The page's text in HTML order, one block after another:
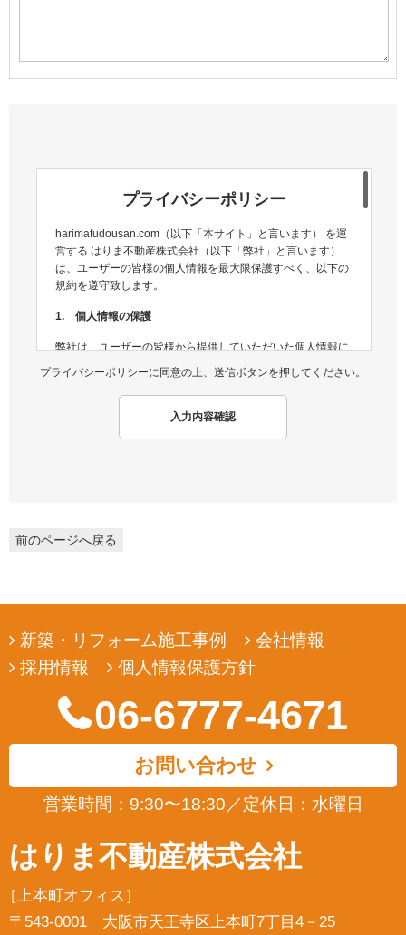
プライバシーポリシー
harimafudousan.com（以下「本サイト」と言います） を運
営する はりま不動産株式会社（以下「弊社」と言います）
は、ユーザーの皆様の個人情報を最大限保護すべく、以下の
規約を遵守致します。
1. 個人情報の保護
弊社は、ユーザーの皆様から提供していただいた個人情報に
険が生じないよう、個人情報の適切な管理及び保護に努めま
弊社は、ユーザーの皆様から提供していただいた個人情報
を、正当な理由のある場合を除き、その同意なくして第三者
においても、正当な理由がない限り、個人情報が第三者から
更に開示、提供若しくは漏洩されることのないよう努めま
5. ユーザーによる照会
弊社は、ユーザーの皆様が提供された個人情報の確認、訂正
などを希望される場合は、弊社対応窓口にお申出いただくこ
6. ポリシーの改善
弊社は、ユーザーの皆様の個人情報の取扱い、管理及び保護
については、関係法規を遵守するとともに、適宜本ポリシー
の内容を見直しその改善に努めます。
プライバシーポリシーに同意の上、送信ボタンを押してください。
入力内容確認
前のページへ戻る
新築・リフォーム施工事例
会社情報
採用情報
個人情報保護方針
06-6777-4671
お問い合わせ
営業時間：9:30〜18:30 ／定休日：水曜日
はりま不動産株式会社
［上本町オフィス］
〒543-0001 大阪市天王寺区上本町7丁目4－25